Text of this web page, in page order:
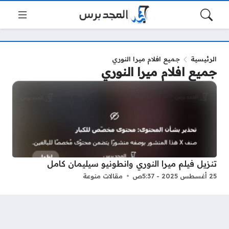
الرئيسية جميع افلام ميرا النوري
جميع افلام ميرا النوري
تنزيل فيلم ميرا النوري وانطونيو سيليمان كامل
25 أغسطس 2025 - 5:37ص مقالات منوعة